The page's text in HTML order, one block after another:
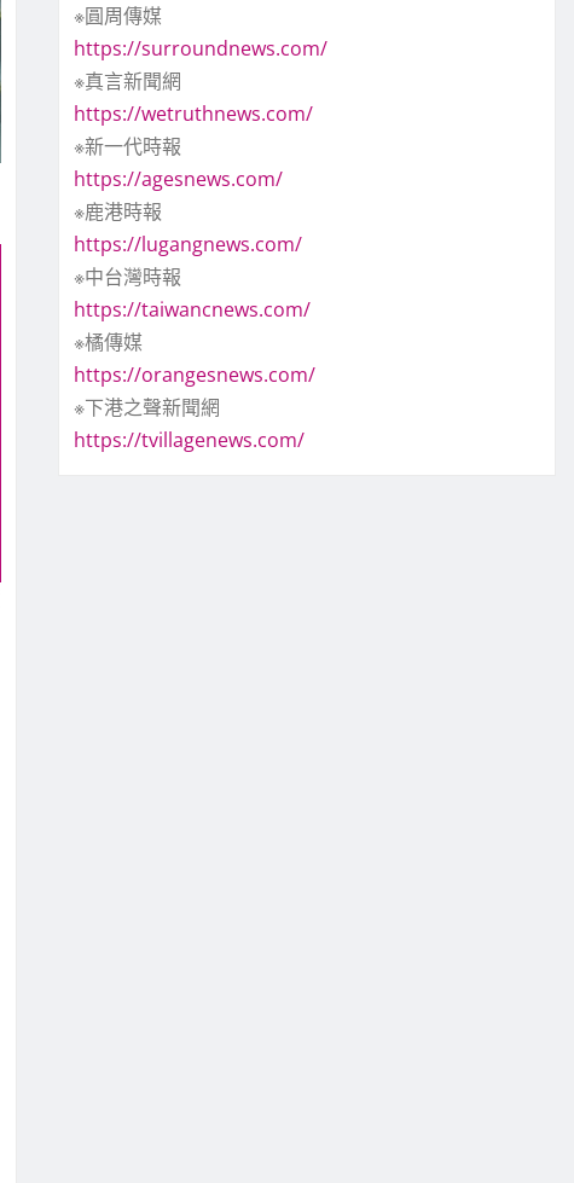
※圓周傳媒
https://surroundnews.com/
※真言新聞網
https://wetruthnews.com/
※新一代時報
https://agesnews.com/
※鹿港時報
https://lugangnews.com/
※中台灣時報
https://taiwancnews.com/
※橘傳媒
https://orangesnews.com/
※下港之聲新聞網
https://tvillagenews.com/